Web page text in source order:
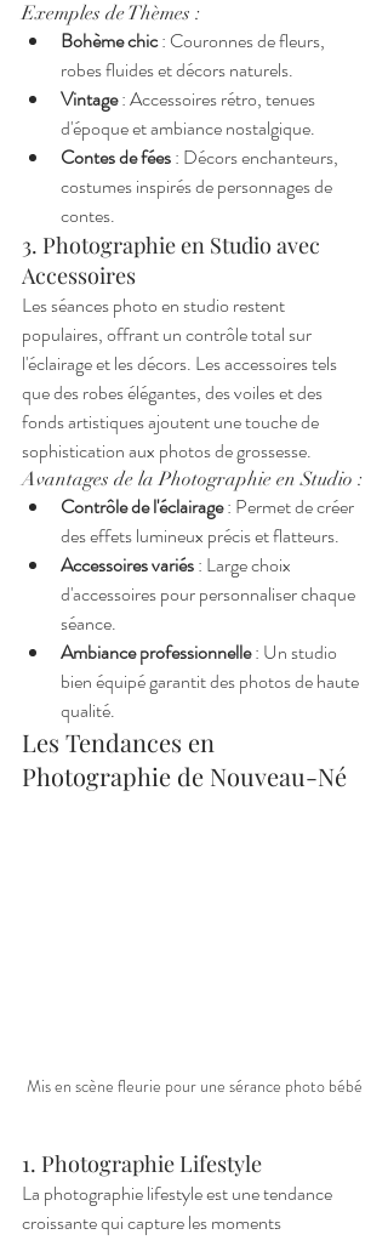
Exemples de Thèmes :
Bohème chic : Couronnes de fleurs,
robes fluides et décors naturels.
Vintage : Accessoires rétro, tenues
d'époque et ambiance nostalgique.
Contes de fées : Décors enchanteurs,
costumes inspirés de personnages de
contes.
3. Photographie en Studio avec
Accessoires
Les séances photo en studio restent
populaires, offrant un contrôle total sur
l'éclairage et les décors. Les accessoires tels
que des robes élégantes, des voiles et des
fonds artistiques ajoutent une touche de
sophistication aux photos de grossesse.
Avantages de la Photographie en Studio :
Contrôle de l'éclairage : Permet de créer
des effets lumineux précis et flatteurs.
Accessoires variés : Large choix
d'accessoires pour personnaliser chaque
séance.
Ambiance professionnelle : Un studio
bien équipé garantit des photos de haute
qualité.
Les Tendances en
Photographie de Nouveau-Né
Mis en scène fleurie pour une sérance photo bébé
1. Photographie Lifestyle
La photographie lifestyle est une tendance
croissante qui capture les moments